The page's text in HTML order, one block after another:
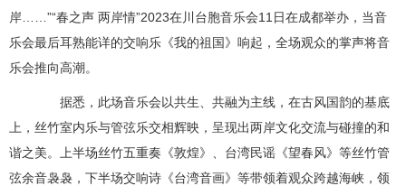
岸……”“春之声 两岸情”2023在川台胞音乐会11日在成都举办，当音
乐会最后耳熟能详的交响乐《我的祖国》响起，全场观众的掌声将音
乐会推向高潮。
据悉，此场音乐会以共生、共融为主线，在古风国韵的基底
上，丝竹室内乐与管弦乐交相辉映，呈现出两岸文化交流与碰撞的和
谐之美。上半场丝竹五重奏《敦煌》、台湾民谣《望春风》等丝竹管
弦余音袅袅，下半场交响诗《台湾音画》等带领着观众跨越海峡，领